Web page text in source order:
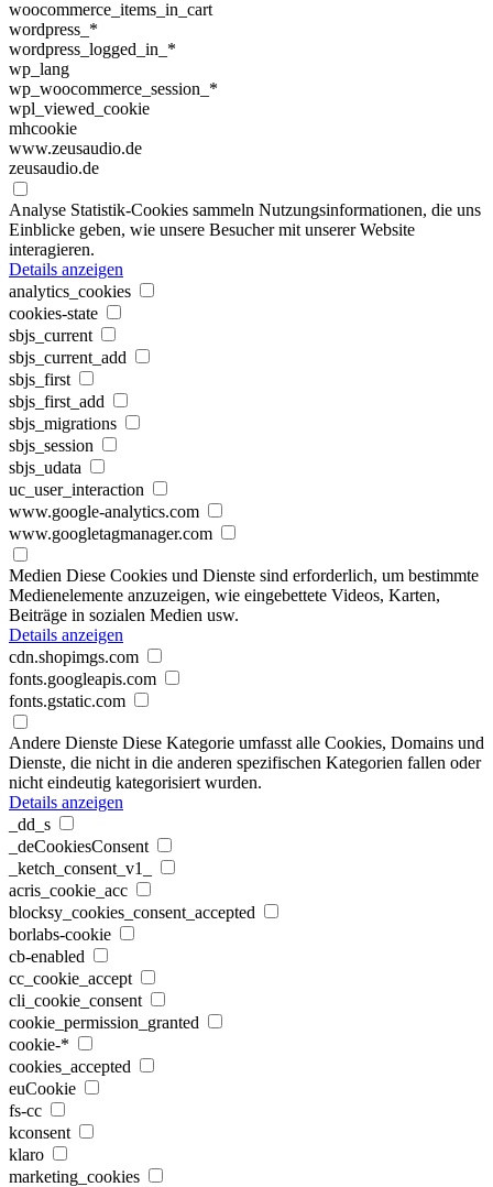
woocommerce_items_in_cart
wordpress_*
wordpress_logged_in_*
wp_lang
wp_woocommerce_session_*
wpl_viewed_cookie
mhcookie
www.zeusaudio.de
zeusaudio.de
Analyse Statistik-Cookies sammeln Nutzungsinformationen, die uns
Einblicke geben, wie unsere Besucher mit unserer Website
interagieren.
Details anzeigen
analytics_cookies
cookies-state
sbjs_current
sbjs_current_add
sbjs_first
sbjs_first_add
sbjs_migrations
sbjs_session
sbjs_udata
uc_user_interaction
www.google-analytics.com
www.googletagmanager.com
Medien Diese Cookies und Dienste sind erforderlich, um bestimmte
Medienelemente anzuzeigen, wie eingebettete Videos, Karten,
Beiträge in sozialen Medien usw.
Details anzeigen
cdn.shopimgs.com
fonts.googleapis.com
fonts.gstatic.com
Andere Dienste Diese Kategorie umfasst alle Cookies, Domains und
Dienste, die nicht in die anderen spezifischen Kategorien fallen oder
nicht eindeutig kategorisiert wurden.
Details anzeigen
_dd_s
_deCookiesConsent
_ketch_consent_v1_
acris_cookie_acc
blocksy_cookies_consent_accepted
borlabs-cookie
cb-enabled
cc_cookie_accept
cli_cookie_consent
cookie_permission_granted
cookie-*
cookies_accepted
euCookie
fs-cc
kconsent
klaro
marketing_cookies